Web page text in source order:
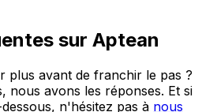
sur Aptean
plus avant de franchir le pas ?
nous avons les réponses. Et si
n'hésitez pas à nous